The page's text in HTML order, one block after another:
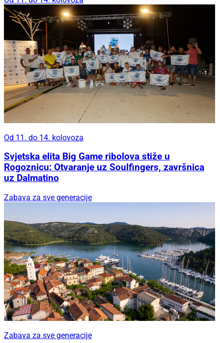
Od 11. do 14. kolovoza
Svjetska elita Big Game ribolova stiže u
Rogoznicu: Otvaranje uz Soulfingers, završnica
uz Dalmatino
Zabava za sve generacije
Zabava za sve generacije